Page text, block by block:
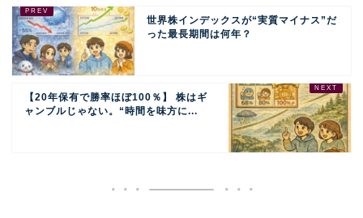
世界株インデックスが“実質マイナス”だ
った最長期間は何年？
【20年保有で勝率ほぼ100％】 株はギ
ャンブルじゃない。“時間を味方に...